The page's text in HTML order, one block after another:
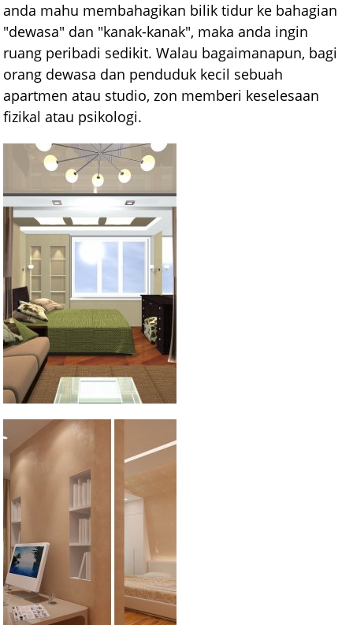
anda mahu membahagikan bilik tidur ke bahagian
"dewasa" dan "kanak-kanak", maka anda ingin
ruang peribadi sedikit. Walau bagaimanapun, bagi
orang dewasa dan penduduk kecil sebuah
apartmen atau studio, zon memberi keselesaan
fizikal atau psikologi.